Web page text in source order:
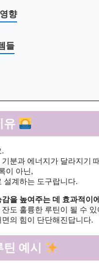
향
들
유
.
분과 에너지가 달라지기
이 아닌,
설계하는 도구랍니다.
을 높여주는 데 효과적이
도 훌륭한 루틴이 될 수 있
의 힘이 단단해진답니다.
예시